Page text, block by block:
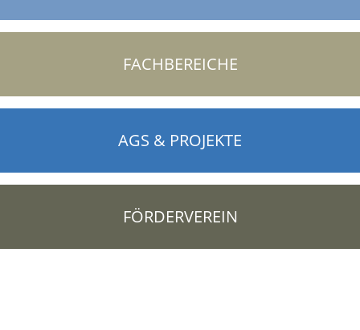
FACHBEREICHE
AGS & PROJEKTE
FÖRDERVEREIN